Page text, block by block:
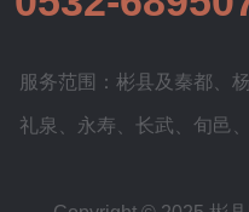
服务范围：彬县及 秦都
礼泉 永寿 长武 旬邑